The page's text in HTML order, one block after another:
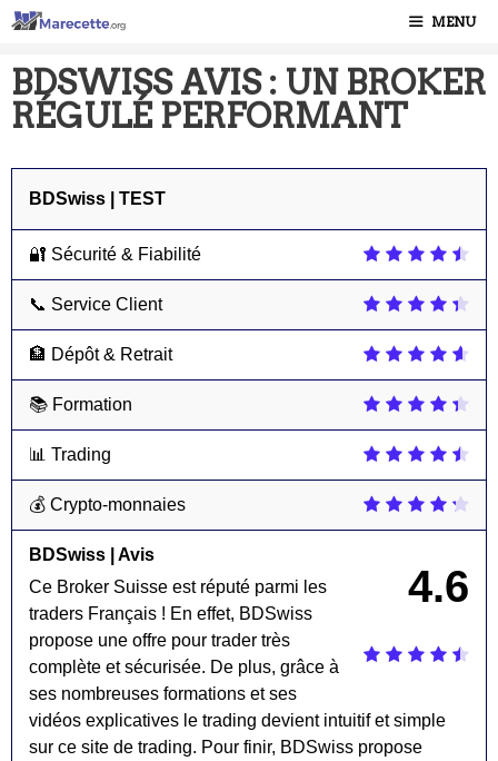
MENU
BDSWISS AVIS : UN BROKER
RÉGULÉ PERFORMANT
BDSwiss | TEST
🔐 Sécurité & Fiabilité
📞 Service Client
🏦 Dépôt & Retrait
📚 Formation
📊 Trading
💰 Crypto-monnaies
4.6
BDSwiss | Avis
Ce Broker Suisse est réputé parmi les
traders Français ! En effet, BDSwiss
propose une offre pour trader très
complète et sécurisée. De plus, grâce à
ses nombreuses formations et ses
vidéos explicatives le trading devient intuitif et simple
sur ce site de trading. Pour finir, BDSwiss propose